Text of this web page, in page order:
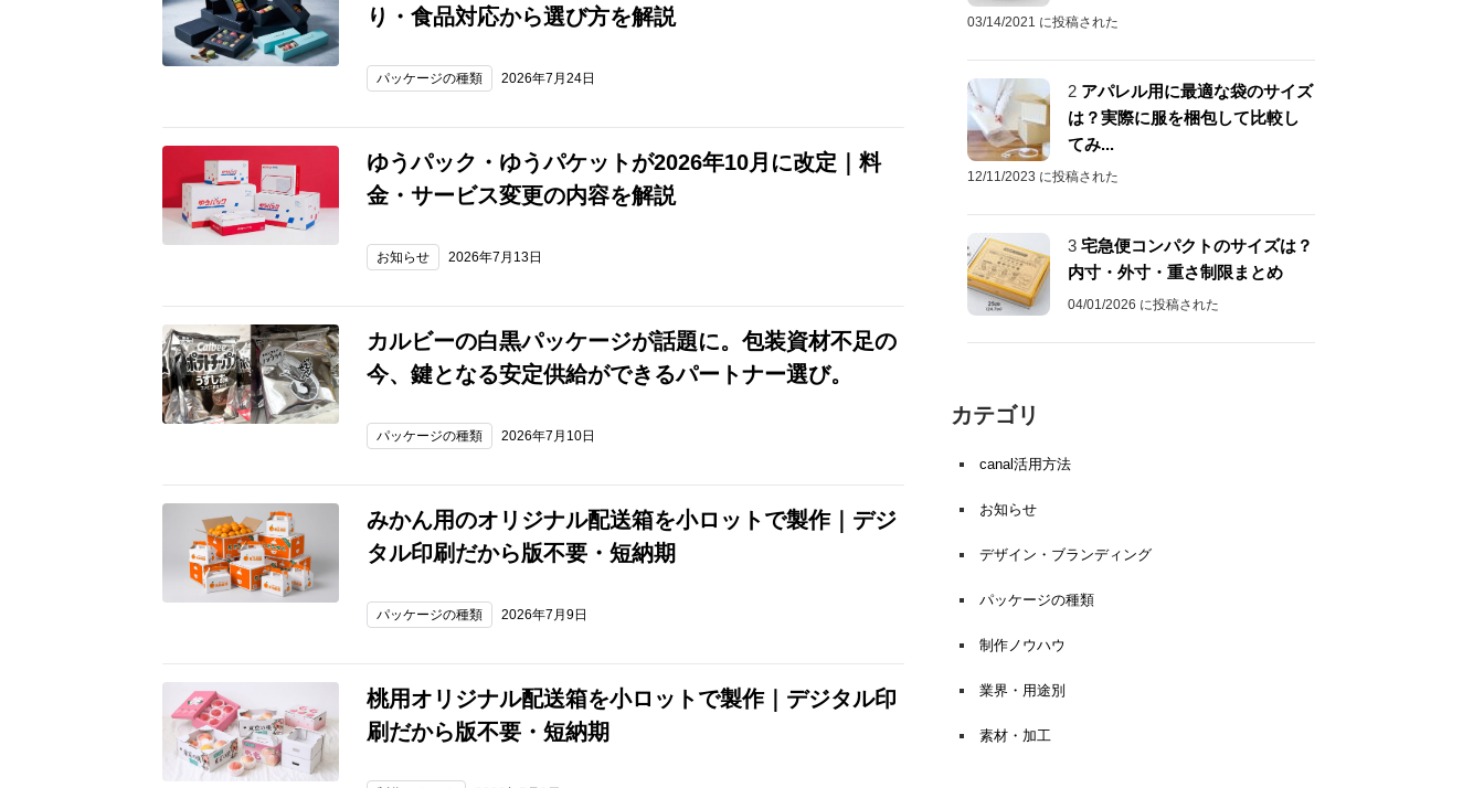
り・食品対応から選び方を解説
パッケージの種類 2026年7月24日
ゆうパック・ゆうパケットが2026年10月に改定｜料
金・サービス変更の内容を解説
お知らせ 2026年7月13日
カルビーの白黒パッケージが話題に。包装資材不足の
今、鍵となる安定供給ができるパートナー選び。
パッケージの種類 2026年7月10日
みかん用のオリジナル配送箱を小ロットで製作｜デジ
タル印刷だから版不要・短納期
パッケージの種類 2026年7月9日
桃用オリジナル配送箱を小ロットで製作｜デジタル印
刷だから版不要・短納期
03/14/2021 に投稿された
2 アパレル用に最適な袋のサイズ
は？実際に服を梱包して比較し
てみ...
12/11/2023 に投稿された
3 宅急便コンパクトのサイズは？
内寸・外寸・重さ制限まとめ
04/01/2026 に投稿された
カテゴリ
canal活用方法
お知らせ
デザイン・ブランディング
パッケージの種類
制作ノウハウ
業界・用途別
素材・加工